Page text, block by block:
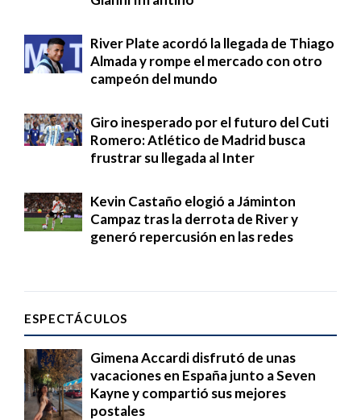
River Plate acordó la llegada de Thiago
Almada y rompe el mercado con otro
campeón del mundo
Giro inesperado por el futuro del Cuti
Romero: Atlético de Madrid busca
frustrar su llegada al Inter
Kevin Castaño elogió a Jáminton
Campaz tras la derrota de River y
generó repercusión en las redes
ESPECTÁCULOS
Gimena Accardi disfrutó de unas
vacaciones en España junto a Seven
Kayne y compartió sus mejores
postales